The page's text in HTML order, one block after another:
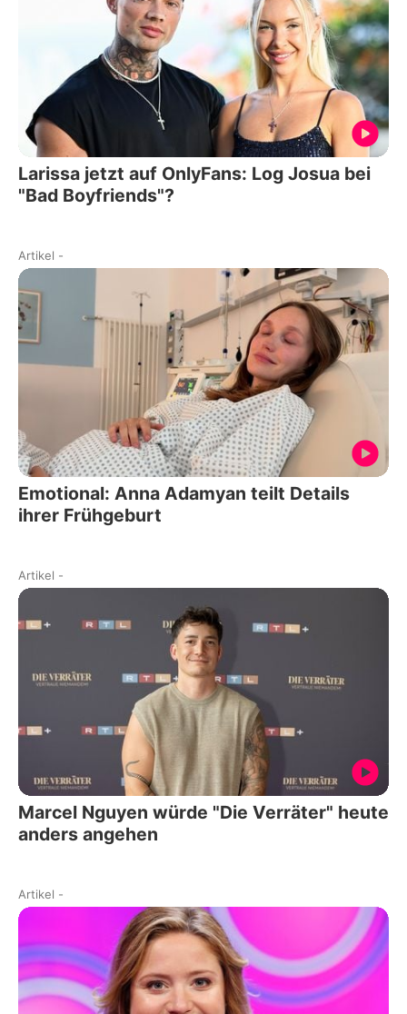
Larissa jetzt auf OnlyFans: Log Josua bei
"Bad Boyfriends"?
Artikel -
Emotional: Anna Adamyan teilt Details
ihrer Frühgeburt
Artikel -
Marcel Nguyen würde "Die Verräter" heute
anders angehen
Artikel -